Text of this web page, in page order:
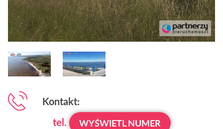
Kontakt:
tel.
WYŚWIETL NUMER